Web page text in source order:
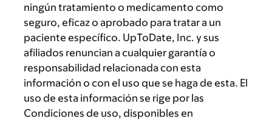
ningún tratamiento o medicamento como
seguro, eficaz o aprobado para tratar a un
paciente específico. UpToDate, Inc. y sus
afiliados renuncian a cualquier garantía o
responsabilidad relacionada con esta
información o con el uso que se haga de esta. El
uso de esta información se rige por las
Condiciones de uso, disponibles en